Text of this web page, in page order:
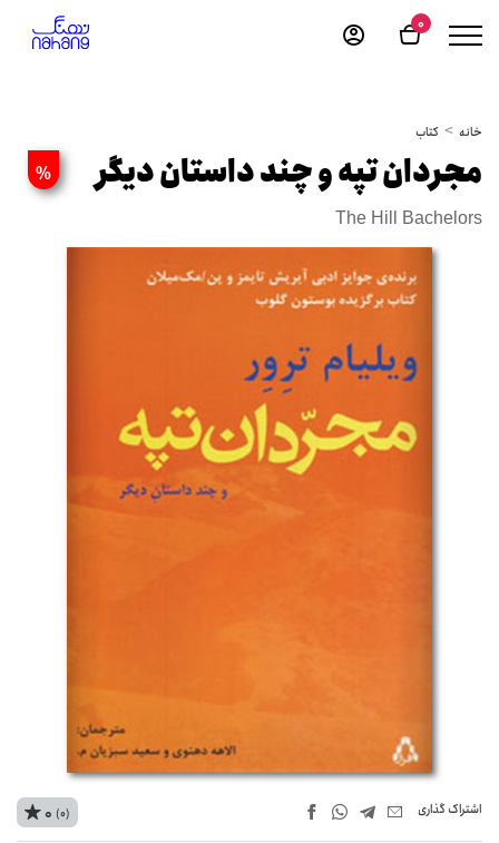
0
خانه کتاب
% مجردان تپه و چند داستان دیگر
The Hill Bachelors
اشتراک‌ گذاری 0 (0)